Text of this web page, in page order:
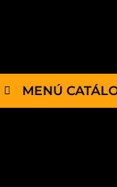
MENÚ